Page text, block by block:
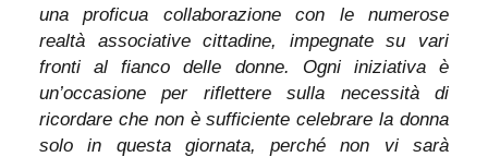
una proficua collaborazione con le numerose
realtà associative cittadine, impegnate su vari
fronti al fianco delle donne. Ogni iniziativa è
un’occasione per riflettere sulla necessità di
ricordare che non è sufficiente celebrare la donna
solo in questa giornata, perché non vi sarà